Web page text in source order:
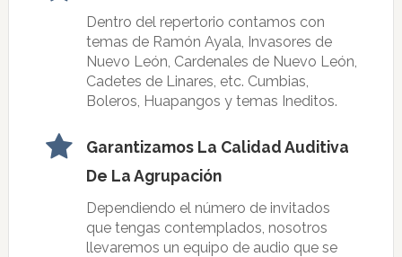
Dentro del repertorio contamos con
temas de Ramón Ayala, Invasores de
Nuevo León, Cardenales de Nuevo León,
Cadetes de Linares, etc. Cumbias,
Boleros, Huapangos y temas Ineditos.
Garantizamos La Calidad Auditiva
De La Agrupación
Dependiendo el número de invitados
que tengas contemplados, nosotros
llevaremos un equipo de audio que se